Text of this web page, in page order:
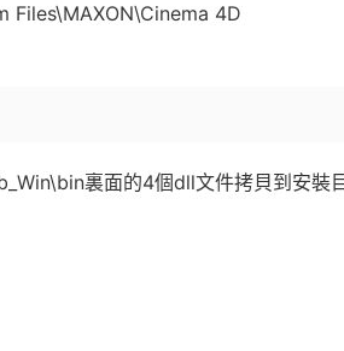
Files\MAXON\Cinema 4D
裏面的4個dll文件拷貝到安裝